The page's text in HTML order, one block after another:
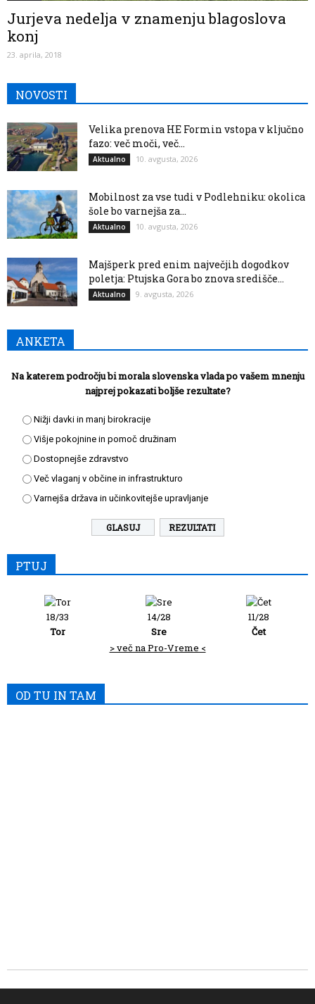
Jurjeva nedelja v znamenju blagoslova
konj
23. aprila, 2018
NOVOSTI
Velika prenova HE Formin vstopa v ključno
fazo: več moči, več...
Aktualno 10. avgusta, 2026
Mobilnost za vse tudi v Podlehniku: okolica
šole bo varnejša za...
Aktualno 10. avgusta, 2026
Majšperk pred enim največjih dogodkov
poletja: Ptujska Gora bo znova središče...
Aktualno 9. avgusta, 2026
ANKETA
Na katerem področju bi morala slovenska vlada po vašem mnenju
najprej pokazati boljše rezultate?
Nižji davki in manj birokracije
Višje pokojnine in pomoč družinam
Dostopnejše zdravstvo
Več vlaganj v občine in infrastrukturo
Varnejša država in učinkovitejše upravljanje
REZULTATI
PTUJ
18/33
Tor
14/28
Sre
11/28
Čet
> več na Pro-Vreme <
OD TU IN TAM